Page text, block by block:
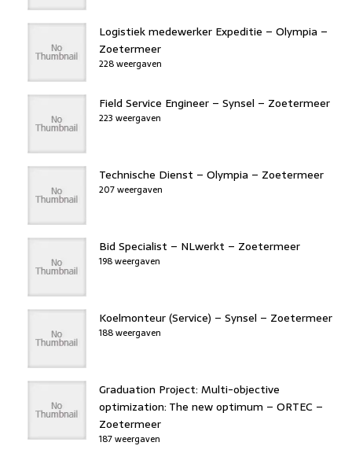
Logistiek medewerker Expeditie – Olympia –
Zoetermeer
228 weergaven
Field Service Engineer – Synsel – Zoetermeer
223 weergaven
Technische Dienst – Olympia – Zoetermeer
207 weergaven
Bid Specialist – NLwerkt – Zoetermeer
198 weergaven
Koelmonteur (Service) – Synsel – Zoetermeer
188 weergaven
Graduation Project: Multi-objective
optimization: The new optimum – ORTEC –
Zoetermeer
187 weergaven